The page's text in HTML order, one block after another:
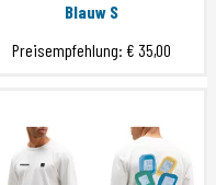
Blauw S
Preisempfehlung: € 35,00